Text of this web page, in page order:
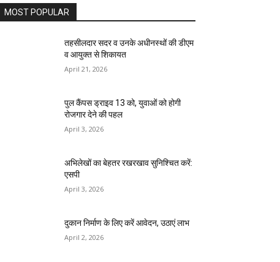
MOST POPULAR
तहसीलदार सदर व उनके अधीनस्थों की डीएम
व आयुक्त से शिकायत
April 21, 2026
पुल कैंपस ड्राइव 13 को, युवाओं को होगी
रोजगार देने की पहल
April 3, 2026
अभिलेखों का बेहतर रखरखाव सुनिश्चित करें:
एसपी
April 3, 2026
दुकान निर्माण के लिए करें आवेदन, उठाएं लाभ
April 2, 2026